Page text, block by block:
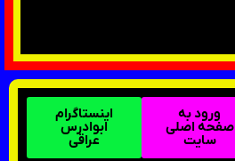
ورود به
صفحه اصلی
سایت
اینستاگرام
ابوادرس
عراقی